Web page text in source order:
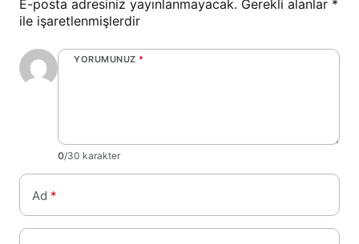
E-posta adresiniz yayınlanmayacak. Gerekli alanlar *
ile işaretlenmişlerdir
YORUMUNUZ *
0/30 karakter
Ad *